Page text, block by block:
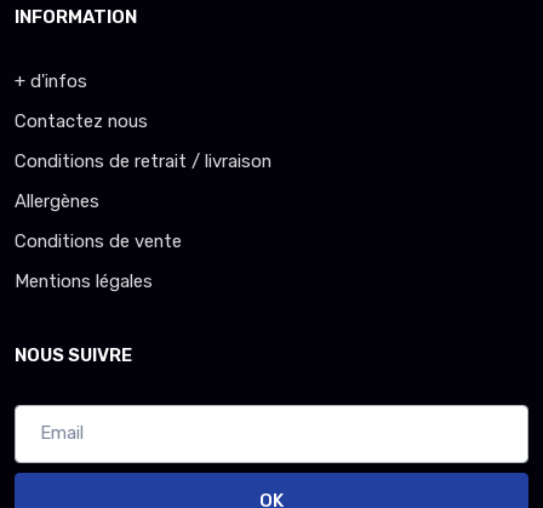
INFORMATION
+ d'infos
Contactez nous
Conditions de retrait / livraison
Allergènes
Conditions de vente
Mentions légales
NOUS SUIVRE
OK